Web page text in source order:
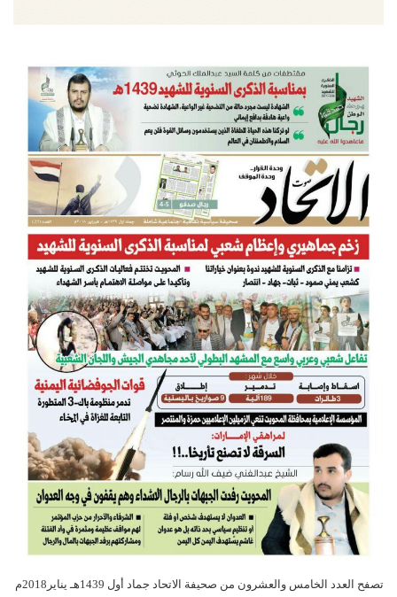
تصفح العدد الخامس والعشرون من صحيفة الاتحاد جماد أول 1439هـ يناير2018م